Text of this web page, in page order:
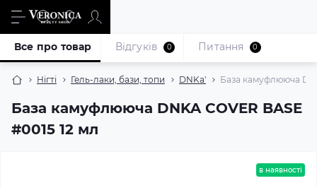
Нігті Гель-лаки, бази, топи DNKa' База камуфлююча
База камуфлююча DNKA COVER BASE
#0015 12 мл
Все про товар Відгуків 0 Питання 0
в наявності